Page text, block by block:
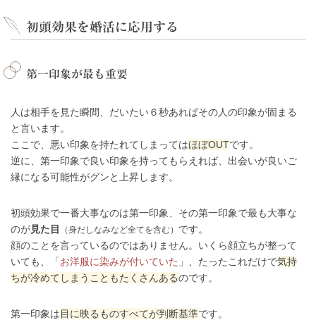
初頭効果を婚活に応用する
第一印象が最も重要
人は相手を見た瞬間、だいたい６秒あればその人の印象が固まる
と言います。
ここで、悪い印象を持たれてしまってはほぼOUTです。
逆に、第一印象で良い印象を持ってもらえれば、出会いが良いご
縁になる可能性がグンと上昇します。
初頭効果で一番大事なのは第一印象、その第一印象で最も大事な
のが見た目 （身だしなみなど全てを含む） です。
顔のことを言っているのではありません。いくら顔立ちが整って
いても、「お洋服に染みが付いていた 」、たったこれだけで気持
ちが冷めてしまうこともたくさんあるのです。
第一印象は目に映るものすべてが判断基準です。